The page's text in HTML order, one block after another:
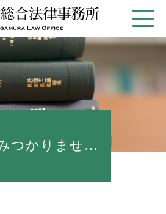
更新情報 投稿がみつかりません。